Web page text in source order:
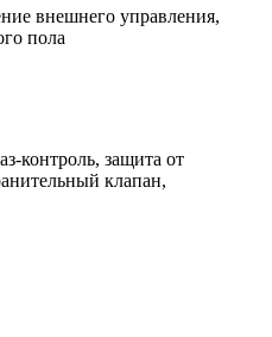
внешнего управления,
пола
контроль, защита от
клапан,